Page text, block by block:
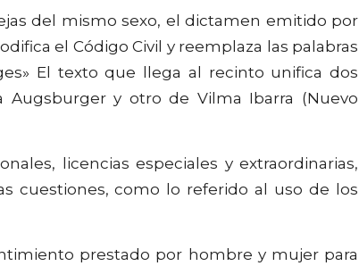
del mismo sexo, el dictamen emitido por
el Código Civil y reemplaza las palabras
El texto que llega al recinto unifica dos
Augsburger y otro de Vilma Ibarra (Nuevo
licencias especiales y extraordinarias,
cuestiones, como lo referido al uso de los
prestado por hombre y mujer para